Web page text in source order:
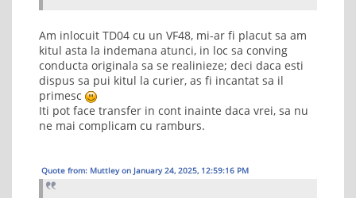
Am inlocuit TD04 cu un VF48, mi-ar fi placut sa am
kitul asta la indemana atunci, in loc sa conving
conducta originala sa se realinieze; deci daca esti
dispus sa pui kitul la curier, as fi incantat sa il
primesc
Iti pot face transfer in cont inainte daca vrei, sa nu
ne mai complicam cu ramburs.
Quote from: Muttley on January 24, 2025, 12:59:16 PM